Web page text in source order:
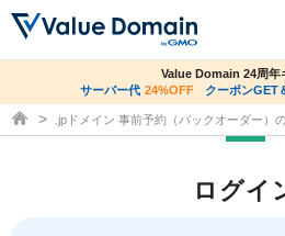
ドメイントップ
co.jpドメイン✕コアサーバーV2ビジ
サーバー料金1年間無料
Value Domain 24周年
サーバー代 24%OFF クーポンGET
ドメイン取得ならバリュードメイン
.jpドメイン 事前予約（バックオーダー）
ログイ